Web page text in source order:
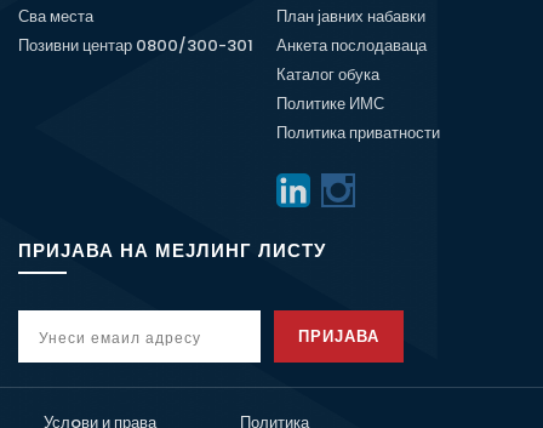
Сва места
Позивни центар 0800/300-301
План јавних набавки
Анкета послодаваца
Каталог обука
Политике ИМС
Политика приватности
ПРИЈАВА НА МЕЈЛИНГ ЛИСТУ
ПРИЈАВА
Услoви и права Политика